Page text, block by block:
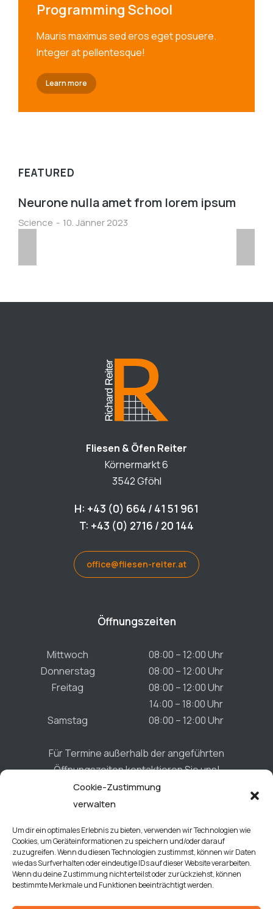
Cookie-Zustimmung
verwalten
Um dir ein optimales Erlebnis zu bieten, verwenden wir Technologien wie
Cookies, um Geräteinformationen zu speichern und/oder darauf
zuzugreifen. Wenn du diesen Technologien zustimmst, können wir Daten
wie das Surfverhalten oder eindeutige IDs auf dieser Website verarbeiten.
Wenn du deine Zustimmung nicht erteilst oder zurückziehst, können
bestimmte Merkmale und Funktionen beeinträchtigt werden.
Programming School
Mauris maximus sed eros eget posuere.
Integer at pellentesque!
Learn more
FEATURED
Neurone nulla amet from lorem ipsum
Science 10. Jänner 2023
Fliesen & Öfen Reiter
Körnermarkt 6
3542 Gföhl
H: +43 (0) 664 / 41 51 961
T: +43 (0) 2716 / 20 144
office@fliesen-reiter.at
Öffnungszeiten
Mittwoch
08:00 – 12:00 Uhr
Donnerstag
08:00 – 12:00 Uhr
Freitag
08:00 – 12:00 Uhr
14:00 – 18:00 Uhr
Samstag
08:00 – 12:00 Uhr
Für Termine außerhalb der angeführten
Öffnungszeiten kontaktieren Sie uns!